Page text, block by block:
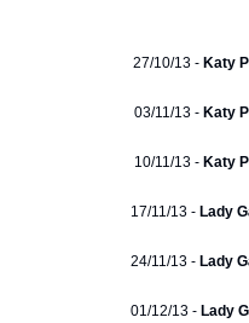
27/10/13 - Katy
03/11/13 - Katy
10/11/13 - Katy
17/11/13 - Lady
24/11/13 - Lady
01/12/13 - Lady